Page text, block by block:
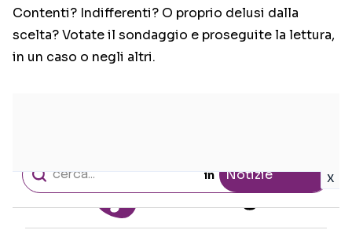
Contenti? Indifferenti? O proprio delusi dalla
scelta? Votate il sondaggio e proseguite la lettura,
in un caso o negli altri.